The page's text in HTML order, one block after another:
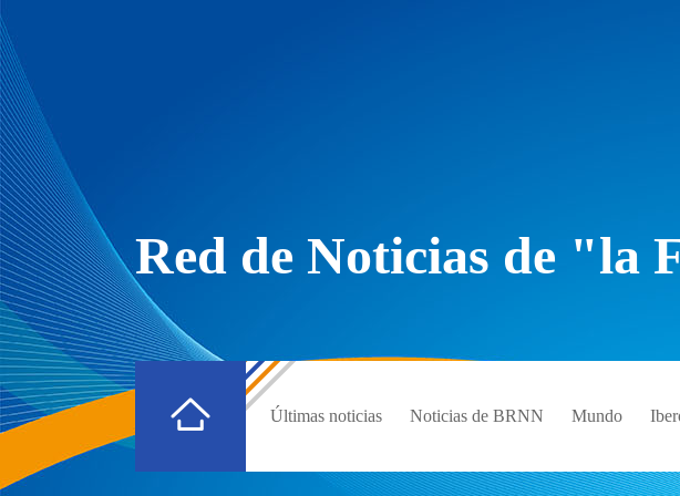
Red de Noticias de "la
Últimas noticias Noticias de BRNN Mundo